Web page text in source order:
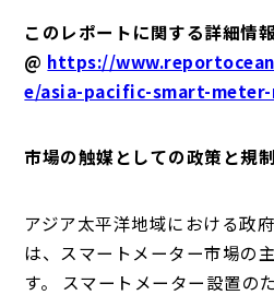
このレポートに関する詳細情
@ https://
e/asia-pacific-smart-
市場の触媒としての政策と規
アジア太平洋地域における政
は、スマートメーター市場の
す。 スマートメーター設置の